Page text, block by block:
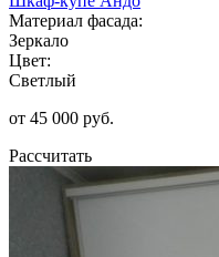
Материал фасада:
Зеркало
Цвет:
Светлый
от 45 000 руб.
Рассчитать